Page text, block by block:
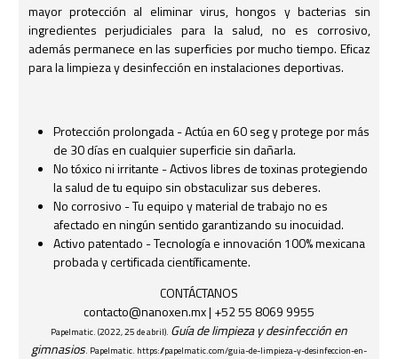
mayor protección al eliminar virus, hongos y bacterias sin
ingredientes perjudiciales para la salud, no es corrosivo,
además permanece en las superficies por mucho tiempo. Eficaz
para la limpieza y desinfección en instalaciones deportivas.
Protección prolongada - Actúa en 60 seg y protege por más
de 30 días en cualquier superficie sin dañarla.
No tóxico ni irritante - Activos libres de toxinas protegiendo
la salud de tu equipo sin obstaculizar sus deberes.
No corrosivo - Tu equipo y material de trabajo no es
afectado en ningún sentido garantizando su inocuidad.
Activo patentado - Tecnología e innovación 100% mexicana
probada y certificada científicamente.
CONTÁCTANOS
contacto@nanoxen.mx| +52 55 8069 9955
Papelmatic. (2022, 25 de abril). Guía de limpieza y desinfección en
gimnasios. Papelmatic. https://papelmatic.com/guia-de-limpieza-y-desinfeccion-en-